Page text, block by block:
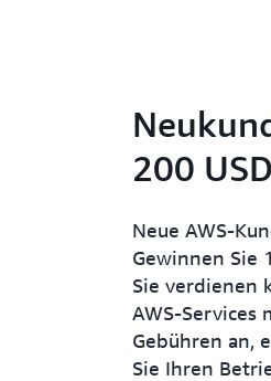
200 USD
Neue AWS-
Gewinnen Sie
Sie verdienen
AWS-Services
Gebühren an,
Sie Ihren